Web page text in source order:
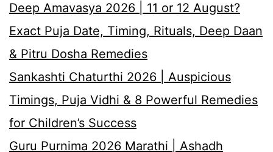
Deep Amavasya 2026 | 11 or 12 August?
Exact Puja Date, Timing, Rituals, Deep Daan
& Pitru Dosha Remedies
Sankashti Chaturthi 2026 | Auspicious
Timings, Puja Vidhi & 8 Powerful Remedies
for Children’s Success
Guru Purnima 2026 Marathi | Ashadh